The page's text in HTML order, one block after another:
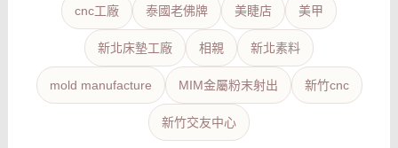
cnc工廠 泰國老佛牌 美睫店 美甲
新北床墊工廠 相親 新北素料
mold manufacture MIM金屬粉末射出 新竹cnc
新竹交友中心